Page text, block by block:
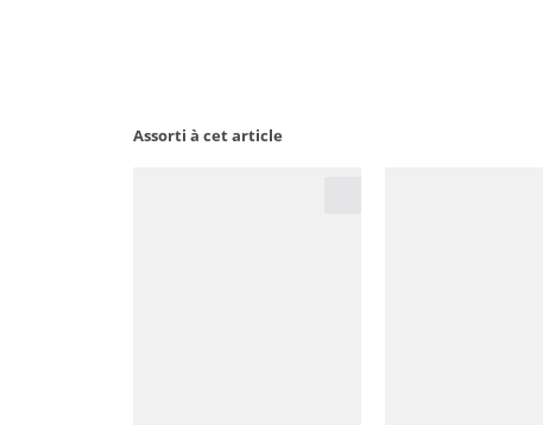
Assorti à cet article